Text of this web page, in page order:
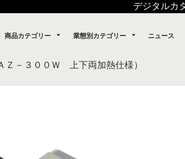
デジタルカ
商品カテゴリー 業態別カテゴリー ニュース
Ｚ－３００Ｗ 上下両加熱仕様）